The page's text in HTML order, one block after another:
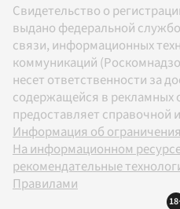
Свидетельство о
выдано федеральной
связи, информационных
коммуникаций
несет ответственности за
содержащейся в рекламных
предоставляет справочной
Информация об
На информационном
рекомендательные
Правилами